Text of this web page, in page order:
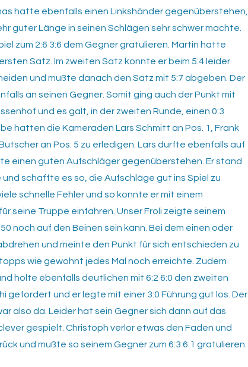
hatte ebenfalls einen Linkshänder gegenüberstehen,
guter Länge in seinen Schlägen sehr schwer machte.
zum 2:6 3:6 dem Gegner gratulieren. Martin hatte
Satz. Im zweiten Satz konnte er beim 5:4 leider
und mußte danach den Satz mit 5:7 abgeben. Der
an seinen Gegner. Somit ging auch der Punkt mit
und es galt, in der zweiten Runde, einen 0:3
hatten die Kameraden Lars Schmitt an Pos. 1, Frank
an Pos. 5 zu erledigen. Lars durfte ebenfalls auf
einen guten Aufschläger gegenüberstehen. Er stand
und schaffte es so, die Aufschläge gut ins Spiel zu
schnelle Fehler und so konnte er mit einem
seine Truppe einfahren. Unser Froli zeigte seinem
noch auf den Beinen sein kann. Bei dem einen oder
und meinte den Punkt für sich entschieden zu
wie gewohnt jedes Mal noch erreichte. Zudem
holte ebenfalls deutlichen mit 6:2 6:0 den zweiten
gefordert und er legte mit einer 3:0 Führung gut los. Der
also da. Leider hat sein Gegner sich dann auf das
gespielt. Christoph verlor etwas den Faden und
und mußte so seinem Gegner zum 6:3 6:1 gratulieren.